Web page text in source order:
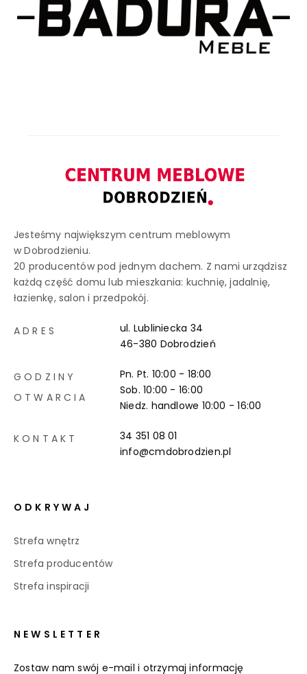
Jesteśmy największym centrum meblowym
w Dobrodzieniu.
20 producentów pod jednym dachem. Z nami urządzisz
każdą część domu lub mieszkania: kuchnię, jadalnię,
łazienkę, salon i przedpokój.
ADRES
ul. Lubliniecka 34
46-380 Dobrodzień
GODZINY
OTWARCIA
Pn. Pt. 10:00 - 18:00
Sob. 10:00 - 16:00
Niedz. handlowe 10:00 - 16:00
KONTAKT
34 351 08 01
info@cmdobrodzien.pl
ODKRYWAJ
Strefa wnętrz
Strefa producentów
Strefa inspiracji
NEWSLETTER
Zostaw nam swój e-mail i otrzymaj informację